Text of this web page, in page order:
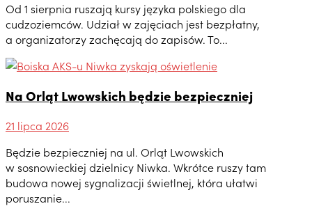
Od 1 sierpnia ruszają kursy języka polskiego dla
cudzoziemców. Udział w zajęciach jest bezpłatny,
a organizatorzy zachęcają do zapisów. To...
Na Orląt Lwowskich będzie bezpieczniej
21 lipca 2026
Będzie bezpieczniej na ul. Orląt Lwowskich
w sosnowieckiej dzielnicy Niwka. Wkrótce ruszy tam
budowa nowej sygnalizacji świetlnej, która ułatwi
poruszanie...